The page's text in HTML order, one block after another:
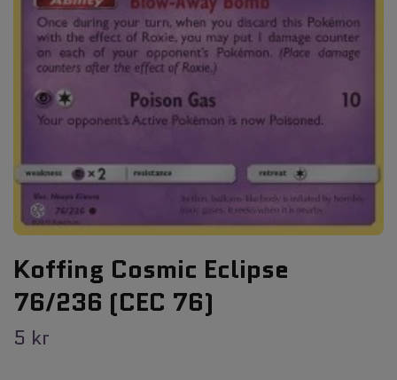
Koffing Cosmic Eclipse
76/236 (CEC 76)
5 kr